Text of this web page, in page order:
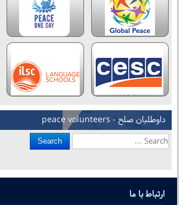
داوطلبان صلح - peace volunteers
Search
ارتباط با ما